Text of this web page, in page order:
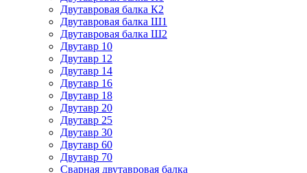
Двутавровая балка К2
Двутавровая балка Ш1
Двутавровая балка Ш2
Двутавр 10
Двутавр 12
Двутавр 14
Двутавр 16
Двутавр 18
Двутавр 20
Двутавр 25
Двутавр 30
Двутавр 60
Двутавр 70
Сварная двутавровая балка